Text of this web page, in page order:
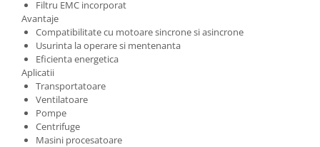
Filtru EMC incorporat
Avantaje
Compatibilitate cu motoare sincrone si asincrone
Usurinta la operare si mentenanta
Eficienta energetica
Aplicatii
Transportatoare
Ventilatoare
Pompe
Centrifuge
Masini procesatoare